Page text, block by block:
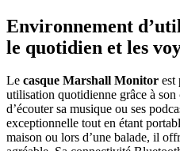
Environnement
le quotidien et les
Le casque Marshall Monitor est
utilisation quotidienne grâce à
d’écouter sa musique ou ses
exceptionnelle tout en étant
maison ou lors d’une balade, il